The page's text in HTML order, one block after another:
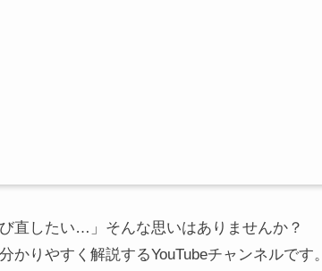
直したい…」そんな思いはありませんか？
かりやすく解説するYouTubeチャンネルです。